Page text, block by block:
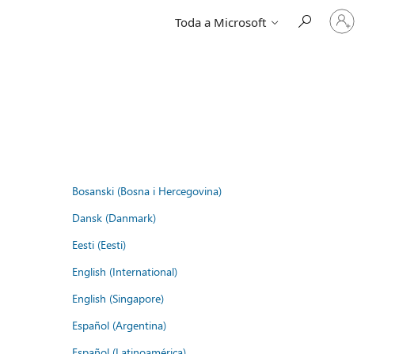
Toda a Microsoft
Entre
em
sua
Bosanski (Bosna i Hercegovina)
Dansk (Danmark)
Eesti (Eesti)
English (International)
English (Singapore)
Español (Argentina)